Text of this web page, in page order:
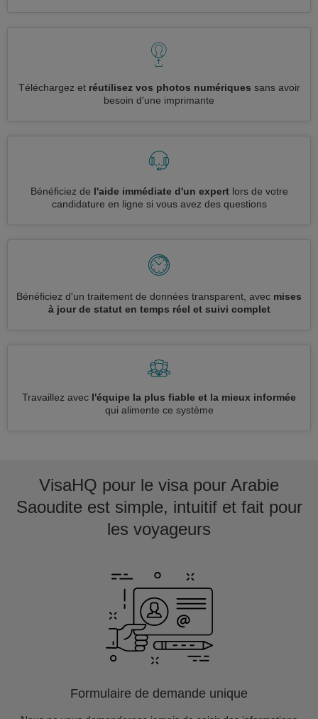
Téléchargez et réutilisez vos photos numériques sans avoir
besoin d'une imprimante
Bénéficiez de l'aide immédiate d'un expertlors de votre
candidature en ligne si vous avez des questions
Bénéficiez d'un traitement de données transparent, avec mises
à jour de statut en temps réel et suivi complet
Travaillez avec l'équipe la plus fiable et la mieux informée
qui alimente ce système
VisaHQ pour le visa pour Arabie
Saoudite est simple, intuitif et fait pour
les voyageurs
Formulaire de demande unique